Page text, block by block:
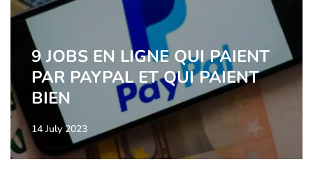
9 JOBS EN LIGNE QUI PAIENT
PAR PAYPAL ET QUI PAIENT
BIEN
14 July 2023